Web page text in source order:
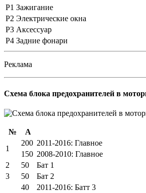
Р1 Зажигание
Р2 Электрические окна
Р3 Аксессуар
Р4 Задние фонари
Реклама
Схема блока предохранителей в
№ А
1
200 2011-2016: Главное
150 2008-2010: Главное
2
50
Бат 1
3
50 Бат 2
40
2011-2016: Батт 3